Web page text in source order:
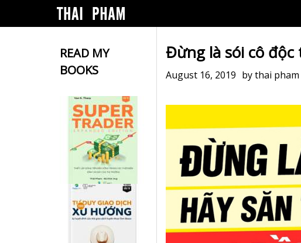
READ MY
BOOKS
Đừng là sói cô
August 16, 2019 bythai pham